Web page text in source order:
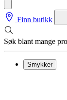
Finn butikk
Søk blant mange
Smykker